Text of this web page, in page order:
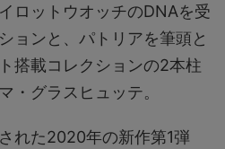
ロットウオッチのDNAを受
ョンと、パトリアを筆頭と
搭載コレクションの2本柱
・グラスヒュッテ。
れた2020年の新作第1弾